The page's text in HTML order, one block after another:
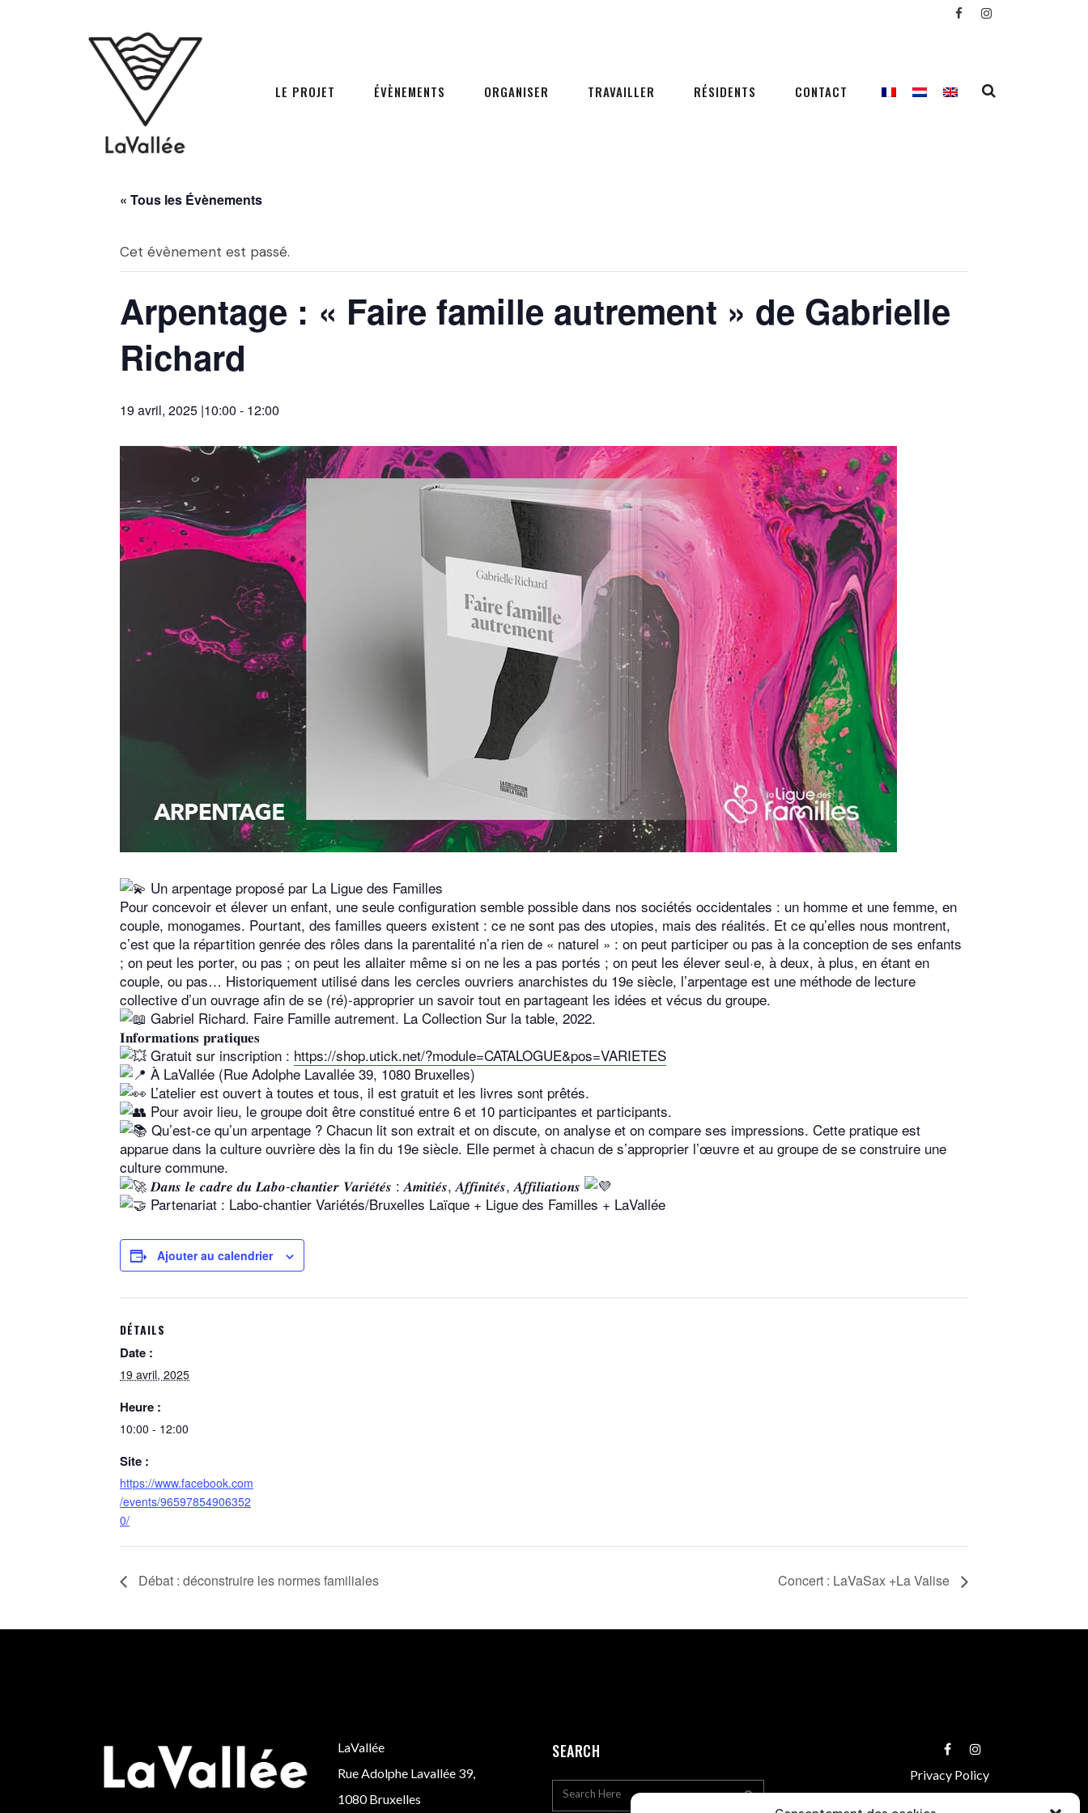
LE PROJET ÉVÈNEMENTS ORGANISER TRAVAILLER RÉSIDENTS CONTACT
« Tous les Évènements
Cet évènement est passé.
Arpentage : « Faire famille autrement » de Gabrielle
Richard
19 avril, 2025 |10:00 - 12:00
Un arpentage proposé par La Ligue des Familles
Pour concevoir et élever un enfant, une seule configuration semble possible dans nos sociétés occidentales : un homme et une femme, en
couple, monogames. Pourtant, des familles queers existent : ce ne sont pas des utopies, mais des réalités. Et ce qu’elles nous montrent,
c’est que la répartition genrée des rôles dans la parentalité n’a rien de « naturel » : on peut participer ou pas à la conception de ses enfants
; on peut les porter, ou pas ; on peut les allaiter même si on ne les a pas portés ; on peut les élever seul·e, à deux, à plus, en étant en
couple, ou pas… Historiquement utilisé dans les cercles ouvriers anarchistes du 19e siècle, l’arpentage est une méthode de lecture
collective d’un ouvrage afin de se (ré)-approprier un savoir tout en partageant les idées et vécus du groupe.
Gabriel Richard. Faire Famille autrement. La Collection Sur la table, 2022.
𝐈𝐧𝐟𝐨𝐫𝐦𝐚𝐭𝐢𝐨𝐧𝐬 𝐩𝐫𝐚𝐭𝐢𝐪𝐮𝐞𝐬
Gratuit sur inscription : https://shop.utick.net/?module=CATALOGUE&pos=VARIETES
À LaVallée (Rue Adolphe Lavallée 39, 1080 Bruxelles)
L’atelier est ouvert à toutes et tous, il est gratuit et les livres sont prêtés.
Pour avoir lieu, le groupe doit être constitué entre 6 et 10 participantes et participants.
Qu’est-ce qu’un arpentage ? Chacun lit son extrait et on discute, on analyse et on compare ses impressions. Cette pratique est
apparue dans la culture ouvrière dès la fin du 19e siècle. Elle permet à chacun de s’approprier l’œuvre et au groupe de se construire une
culture commune.
𝑫𝒂𝒏𝒔 𝒍𝒆 𝒄𝒂𝒅𝒓𝒆 𝒅𝒖 𝑳𝒂𝒃𝒐-𝒄𝒉𝒂𝒏𝒕𝒊𝒆𝒓 𝑽𝒂𝒓𝒊𝒆́𝒕𝒆́𝒔 : 𝑨𝒎𝒊𝒕𝒊𝒆́𝒔, 𝑨𝒇𝒇𝒊𝒏𝒊𝒕𝒆́𝒔, 𝑨𝒇𝒇𝒊𝒍𝒊𝒂𝒕𝒊𝒐𝒏𝒔
Partenariat : Labo-chantier Variétés/Bruxelles Laïque + Ligue des Familles + LaVallée
Ajouter au calendrier
DÉTAILS
Date :
19 avril, 2025
Heure :
10:00 - 12:00
Site :
https://www.facebook.com
/events/96597854906352
0/
Débat : déconstruire les normes familiales Concert : LaVaSax +La Valise
LaVallée
Rue Adolphe Lavallée 39,
1080 Bruxelles
SEARCH
Privacy Policy